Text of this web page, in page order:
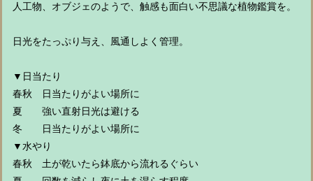
人工物、オブジェのようで、触感も面白い不思議な植物鑑賞を。
日光をたっぷり与え、風通しよく管理。
▼日当たり
春秋 日当たりがよい場所に
夏 強い直射日光は避ける
冬 日当たりがよい場所に
▼水やり
春秋 土が乾いたら鉢底から流れるぐらい